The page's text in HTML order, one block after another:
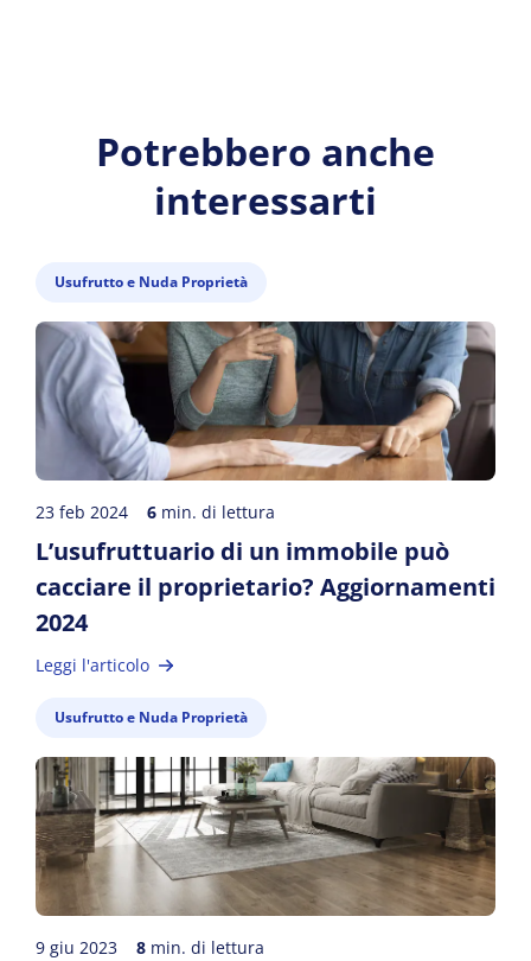
Potrebbero anche
interessarti
Usufrutto e Nuda Proprietà
23 feb 2024 6 min. di lettura
L’usufruttuario di un immobile può
cacciare il proprietario? Aggiornamenti
2024
Leggi l'articolo
Usufrutto e Nuda Proprietà
9 giu 2023 8 min. di lettura